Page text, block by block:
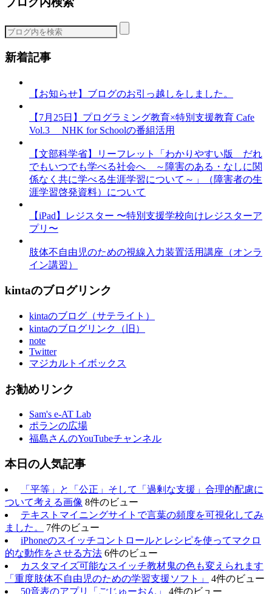
ゴ
ー
新着記事
【お知らせ】ブログのお引っ越しをしました。
【7月25日】プログラミング教育×特別支援教育 Cafe
Vol.3 NHK for Schoolの番組活用
【文部科学省】リーフレット「わかりやすい版 だれ
でもいつでも学べる社会へ ～障害のある・なしに関
係なく共に学べる生涯学習について～」（障害者の生
涯学習啓発資料）について
【iPad】レジスター 〜特別支援学校向けレジスターア
プリ〜
肢体不自由児のための視線入力装置活用講座（オンラ
イン講習）
kintaのブログリンク
kintaのブログ（サテライト）
kintaのブログリンク（旧）
note
Twitter
マジカルトイボックス
お勧めリンク
Sam's e-AT Lab
ポランの広場
福島さんのYouTubeチャンネル
本日の人気記事
「平等」と「公正」そして「過剰な支援」合理的配慮に
ついて考える画像 8件のビュー
テキストマイニングサイトで言葉の頻度を可視化してみ
ました。
7件のビュー
iPhoneのスイッチコントロールとレシピを使ってマクロ
的な動作をさせる方法 6件のビュー
カスタマイズ可能なスイッチ教材鬼の色も変えられます
「重度肢体不自由児のための学習支援ソフト」
4件のビュー
50音表のアプリ「ごじゅーおん」
4件のビュー